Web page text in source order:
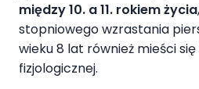
między 10. a 11. rokiem życia
stopniowego wzrastania
wieku 8 lat również mieści
fizjologicznej.